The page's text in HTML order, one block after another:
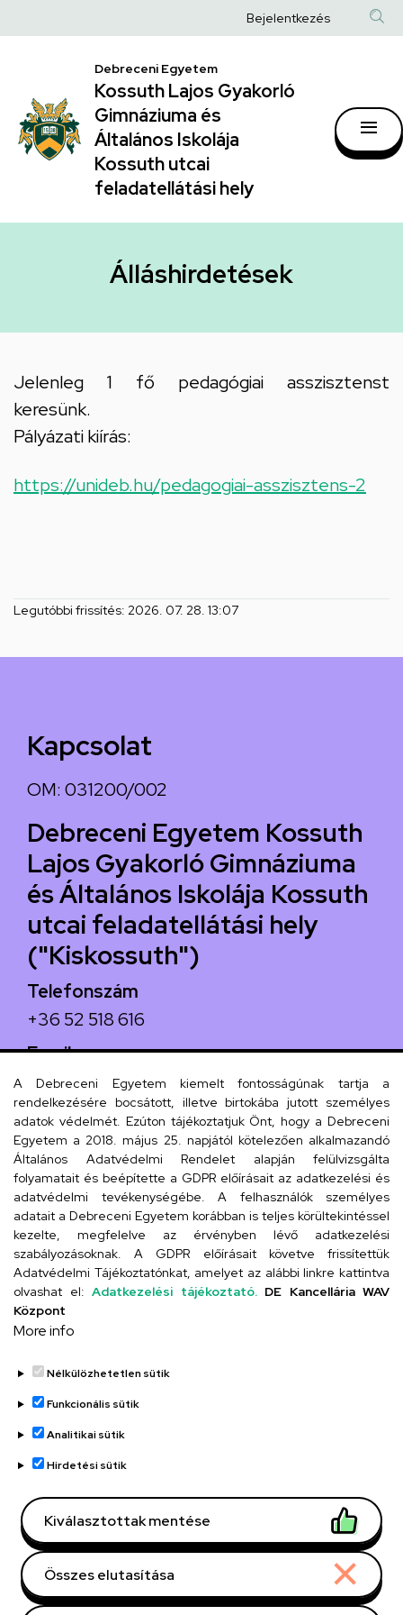
|
Kossuth
Lajos
Gyakorló
Gimnáziuma
Általános
hely
a
Anonim
fiók
Bejelentkezés
Debreceni Egyetem
Kossuth Lajos Gyakorló
Gimnáziuma és
Általános Iskolája
Kossuth utcai
feladatellátási hely
Álláshirdetések
Jelenleg 1 fő pedagógiai asszisztenst
keresünk.
Pályázati kiírás:
https://unideb.hu/pedagogiai-asszisztens-2
Legutóbbi frissítés: 2026. 07. 28. 13:07
Kapcsolat
OM: 031200/002
Debreceni Egyetem Kossuth
Lajos Gyakorló Gimnáziuma
és Általános Iskolája Kossuth
utcai feladatellátási hely
("Kiskossuth")
Telefonszám
+36 52 518 616
Email
iskola@kossuth-alt.unideb.hu
Cím
4024 Debrecen, Kossuth utca 33.
Szervezeti telefonkönyv
UD telefonkönyv
Adatvédelem
Adatvédelem
Régi oldal
Technikai információk
Copyright © 2026 Unideb
A Debreceni Egyetem kiemelt fontosságúnak tartja a
rendelkezésére bocsátott, illetve birtokába jutott személyes
adatok védelmét. Ezúton tájékoztatjuk Önt, hogy a Debreceni
Egyetem a 2018. május 25. napjától kötelezően alkalmazandó
Általános Adatvédelmi Rendelet alapján felülvizsgálta
folyamatait és beépítette a GDPR előírásait az adatkezelési és
adatvédelmi tevékenységébe. A felhasználók személyes
adatait a Debreceni Egyetem korábban is teljes körültekintéssel
kezelte, megfelelve az érvényben lévő adatkezelési
szabályozásoknak. A GDPR előírásait követve frissítettük
Adatvédelmi Tájékoztatónkat, amelyet az alábbi linkre kattintva
olvashat el: Adatkezelési tájékoztató. DE Kancellária WAV
Központ
More info
Nélkülözhetetlen sütik
Funkcionális sütik
Analitikai sütik
Hirdetési sütik
Kiválasztottak mentése
Összes elutasítása